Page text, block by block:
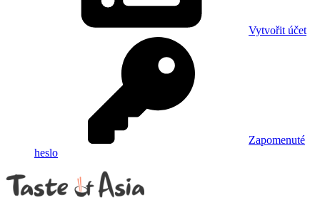
Vytvořit účet
Zapomenuté
heslo